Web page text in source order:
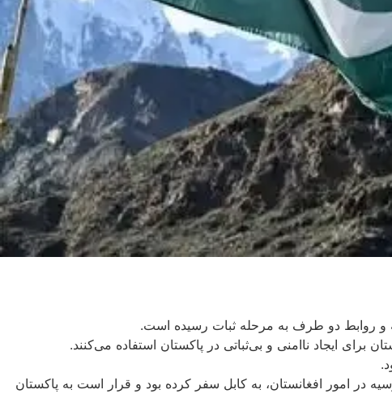
و روابط دو طرف به مرحله ثبات رسیده است.
ایجاد ناامنی و بی‌ثباتی در پاکستان استفاده می‌کنند.
امور افغانستان، به کابل سفر کرده بود و قرار است به پاکستان